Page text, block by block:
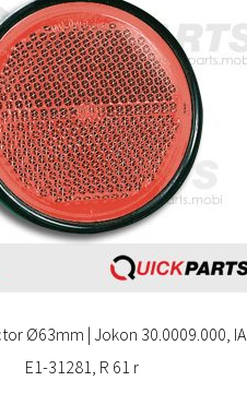
Ø63mm | Jokon 30.0009.000, IA
E1-31281, R 61 r